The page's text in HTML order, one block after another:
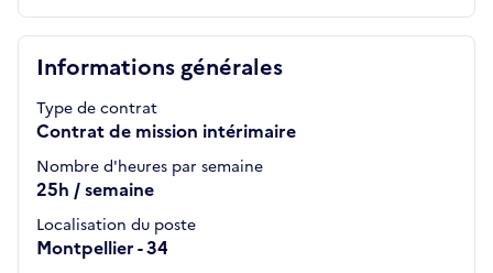
Informations générales
Type de contrat
Contrat de mission intérimaire
Nombre d'heures par semaine
25h / semaine
Localisation du poste
Montpellier - 34